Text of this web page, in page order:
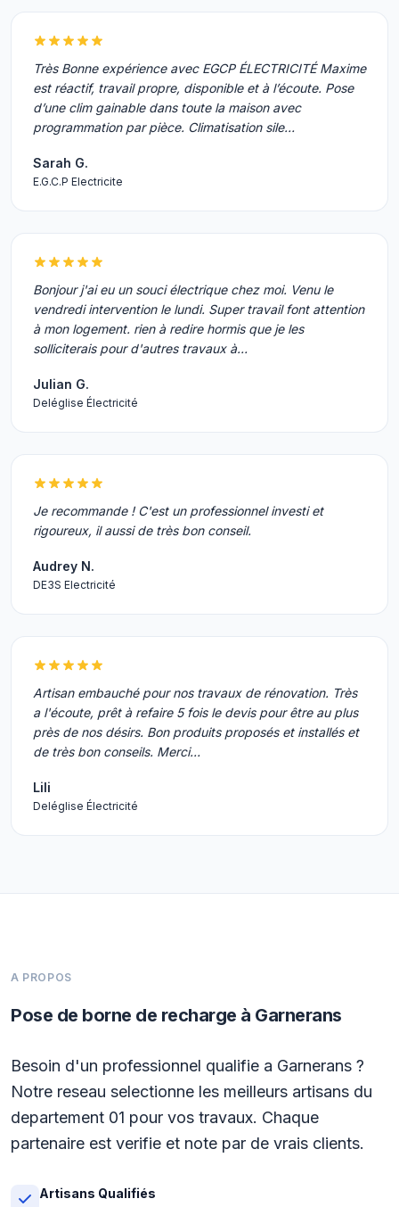
Très Bonne expérience avec EGCP ÉLECTRICITÉ Maxime
est réactif, travail propre, disponible et à l’écoute. Pose
d’une clim gainable dans toute la maison avec
programmation par pièce. Climatisation sile…
Sarah G.
E.G.C.P Electricite
Bonjour j'ai eu un souci électrique chez moi. Venu le
vendredi intervention le lundi. Super travail font attention
à mon logement. rien à redire hormis que je les
solliciterais pour d'autres travaux à…
Julian G.
Deléglise Électricité
Je recommande ! C'est un professionnel investi et
rigoureux, il aussi de très bon conseil.
Audrey N.
DE3S Electricité
Artisan embauché pour nos travaux de rénovation. Très
a l'écoute, prêt à refaire 5 fois le devis pour être au plus
près de nos désirs. Bon produits proposés et installés et
de très bon conseils. Merci…
Lili
Deléglise Électricité
A PROPOS
Pose de borne de recharge à Garnerans
Besoin d'un professionnel qualifie a Garnerans ?
Notre reseau selectionne les meilleurs artisans du
departement 01 pour vos travaux. Chaque
partenaire est verifie et note par de vrais clients.
Artisans Qualifiés